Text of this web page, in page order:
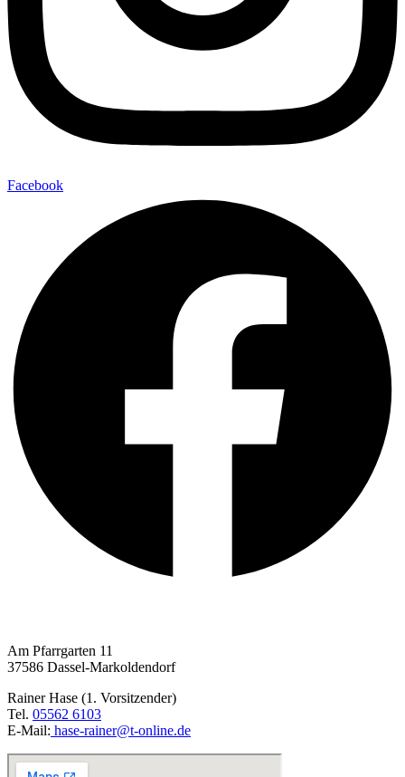
Facebook
Am Pfarrgarten 11
37586 Dassel-Markoldendorf
Rainer Hase (1. Vorsitzender)
Tel. 05562 6103
E-Mail: hase-rainer@t-online.de